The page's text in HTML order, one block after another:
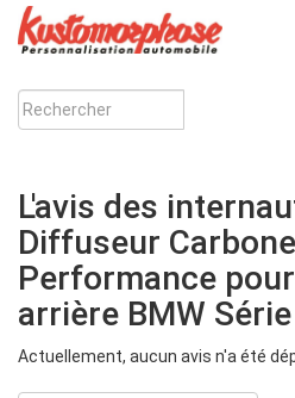
L'avis des
Diffuseur
Performance
arrière BMW
Actuellement, aucun avis n'a été